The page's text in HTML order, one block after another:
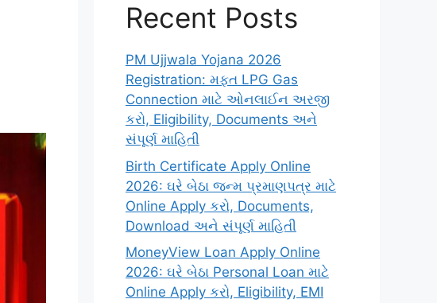
Recent Posts
PM Ujjwala Yojana 2026
Registration: મફત LPG Gas
Connection માટે ઓનલાઈન અરજી
કરો, Eligibility, Documents અને
સંપૂર્ણ માહિતી
Birth Certificate Apply Online
2026: ઘરે બેઠા જન્મ પ્રમાણપત્ર માટે
Online Apply કરો, Documents,
Download અને સંપૂર્ણ માહિતી
MoneyView Loan Apply Online
2026: ઘરે બેઠા Personal Loan માટે
Online Apply કરો, Eligibility, EMI